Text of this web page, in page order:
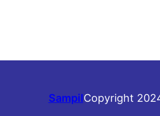
SampilCopyright